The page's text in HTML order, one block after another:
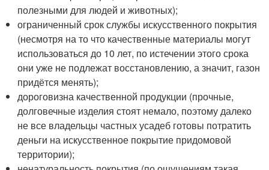
полезными для людей и животных);
ограниченный срок службы искусственного покрытия
(несмотря на то что качественные материалы могут
использоваться до 10 лет, по истечении этого срока
они уже не подлежат восстановлению, а значит, газон
придётся менять);
дороговизна качественной продукции (прочные,
долговечные изделия стоят немало, поэтому далеко
не все владельцы частных усадеб готовы потратить
деньги на искусственное покрытие придомовой
территории);